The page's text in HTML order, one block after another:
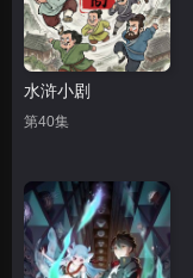
水浒小剧
第40集